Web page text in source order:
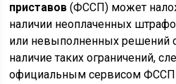
приставов (ФССП) может
наличии неоплаченных
или невыполненных решений
наличие таких ограничений,
официальным сервисом ФССП